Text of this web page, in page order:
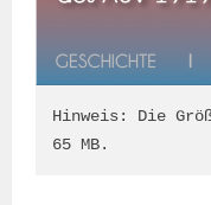
Hinweis: Die
65 MB.